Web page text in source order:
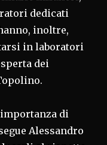
dedicati
inoltre,
in laboratori
dei
di
Alessandro